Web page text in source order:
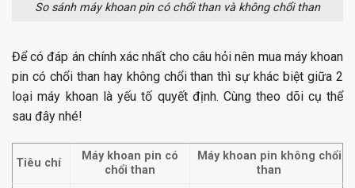
So sánh máy khoan pin có chổi than và không chổi than
Để có đáp án chính xác nhất cho câu hỏi nên mua máy khoan
pin có chổi than hay không chổi than thì sự khác biệt giữa 2
loại máy khoan là yếu tố quyết định. Cùng theo dõi cụ thể
sau đây nhé!
Tiêu chí
Máy khoan pin có
chổi than
Máy khoan pin không chổi
than